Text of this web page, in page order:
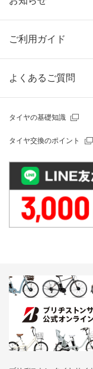
ご利用ガイド
よくあるご質問
タイヤの基礎知識
タイヤ交換のポイント